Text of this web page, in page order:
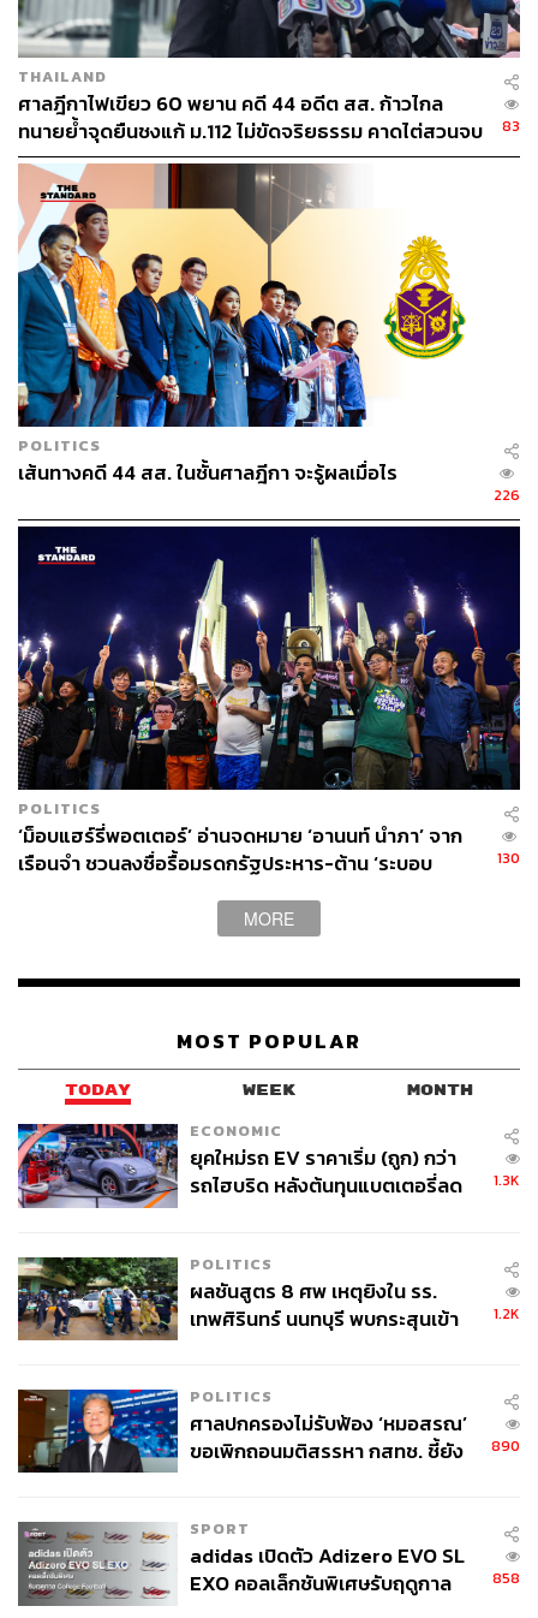
THAILAND
ศาลฎีกาไฟเขียว 60 พยาน คดี 44 อดีต สส. ก้าวไกล
ทนายย้ำจุดยืนชงแก้ ม.112 ไม่ขัดจริยธรรม คาดไต่สวนจบ
พฤษภาคมปี 2570
83
POLITICS
เส้นทางคดี 44 สส. ในชั้นศาลฎีกา จะรู้ผลเมื่อไร
226
POLITICS
‘ม็อบแฮร์รี่พอตเตอร์’ อ่านจดหมาย ‘อานนท์ นำภา’ จาก
เรือนจำ ชวนลงชื่อรื้อมรดกรัฐประหาร-ต้าน ‘ระบอบ
130
MORE
MOST POPULAR
TODAY WEEK MONTH
ECONOMIC
ยุคใหม่รถ EV ราคาเริ่ม (ถูก) กว่า
รถไฮบริด หลังต้นทุนแบตเตอรี่ลด
1.3K
POLITICS
ผลชันสูตร 8 ศพ เหตุยิงใน รร.
เทพศิรินทร์ นนทบุรี พบกระสุนเข้า
1.2K
POLITICS
ศาลปกครองไม่รับฟ้อง ‘หมอสรณ’
ขอเพิกถอนมติสรรหา กสทช. ชี้ยัง
890
SPORT
adidas เปิดตัว Adizero EVO SL
EXO คอลเล็กชันพิเศษรับฤดูกาล
858